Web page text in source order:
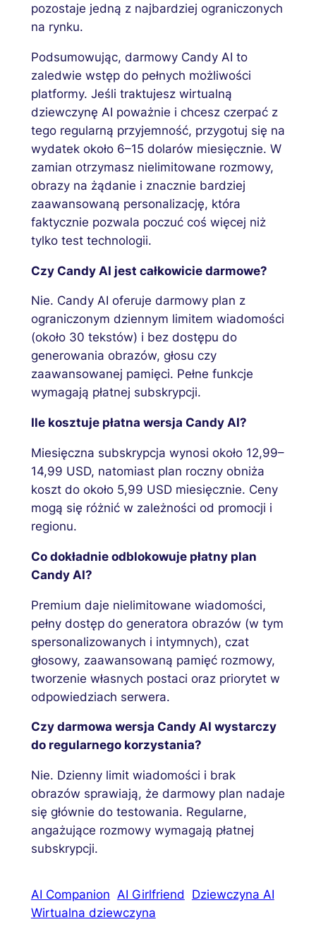
pozostaje jedną z najbardziej ograniczonych
na rynku.
Podsumowując, darmowy Candy AI to
zaledwie wstęp do pełnych możliwości
platformy. Jeśli traktujesz wirtualną
dziewczynę AI poważnie i chcesz czerpać z
tego regularną przyjemność, przygotuj się na
wydatek około 6–15 dolarów miesięcznie. W
zamian otrzymasz nielimitowane rozmowy,
obrazy na żądanie i znacznie bardziej
zaawansowaną personalizację, która
faktycznie pozwala poczuć coś więcej niż
tylko test technologii.
Czy Candy AI jest całkowicie darmowe?
Nie. Candy AI oferuje darmowy plan z
ograniczonym dziennym limitem wiadomości
(około 30 tekstów) i bez dostępu do
generowania obrazów, głosu czy
zaawansowanej pamięci. Pełne funkcje
wymagają płatnej subskrypcji.
Ile kosztuje płatna wersja Candy AI?
Miesięczna subskrypcja wynosi około 12,99–
14,99 USD, natomiast plan roczny obniża
koszt do około 5,99 USD miesięcznie. Ceny
mogą się różnić w zależności od promocji i
regionu.
Co dokładnie odblokowuje płatny plan
Candy AI?
Premium daje nielimitowane wiadomości,
pełny dostęp do generatora obrazów (w tym
spersonalizowanych i intymnych), czat
głosowy, zaawansowaną pamięć rozmowy,
tworzenie własnych postaci oraz priorytet w
odpowiedziach serwera.
Czy darmowa wersja Candy AI wystarczy
do regularnego korzystania?
Nie. Dzienny limit wiadomości i brak
obrazów sprawiają, że darmowy plan nadaje
się głównie do testowania. Regularne,
angażujące rozmowy wymagają płatnej
subskrypcji.
AI Companion AI Girlfriend
Dziewczyna AI
Wirtualna dziewczyna